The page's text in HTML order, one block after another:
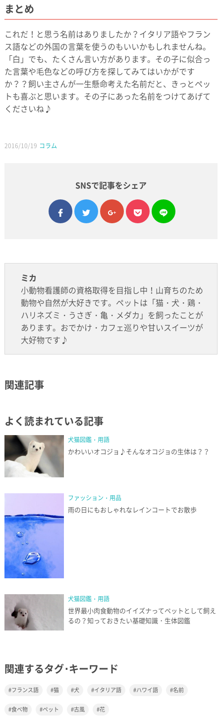
まとめ
これだ！と思う名前はありましたか？イタリア語やフラン
ス語などの外国の言葉を使うのもいいかもしれませんね。
「白」でも、たくさん言い方があります。その子に似合っ
た言葉や毛色などの呼び方を探してみてはいかがです
か？？飼い主さんが一生懸命考えた名前だと、きっとペッ
トも喜ぶと思います。その子にあった名前をつけてあげて
くださいね♪
2016/10/19 コラム
SNSで記事をシェア
facebook
twittergoogle plus
pocket
line
ミカ
小動物看護師の資格取得を目指し中！山育ちのため
動物や自然が大好きです。ペットは「猫・犬・鶏・
ハリネズミ・うさぎ・亀・メダカ」を飼ったことが
あります。おでかけ・カフェ巡りや甘いスイーツが
大好物です♪
関連記事
よく読まれている記事
犬猫図鑑・用語
かわいいオコジョ♪そんなオコジョの生体は？？
ファッション・用品
雨の日にもおしゃれなレインコートでお散歩
犬猫図鑑・用語
世界最小肉食動物のイイズナってペットとして飼え
るの？知っておきたい基礎知識・生体図鑑
関連するタグ･キーワード
フランス語 猫 犬 イタリア語 ハワイ語 名前
食べ物 ペット 古風 花